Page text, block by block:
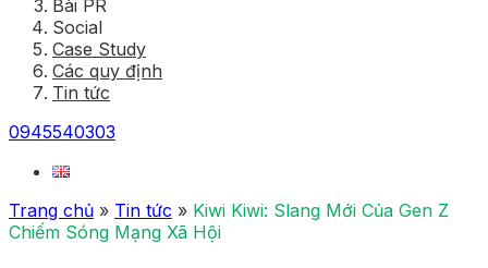
Bài PR
Social
Case Study
Các quy định
Tin tức
0945540303
Trang chủ » Tin tức » Kiwi Kiwi: Slang Mới Của Gen Z
Chiếm Sóng Mạng Xã Hội